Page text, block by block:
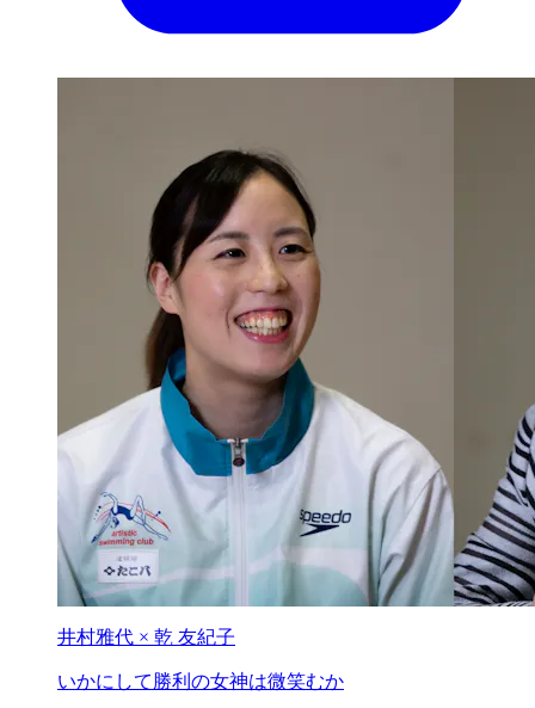
井村雅代 × 乾 友紀子
いかにして勝利の女神は微笑むか